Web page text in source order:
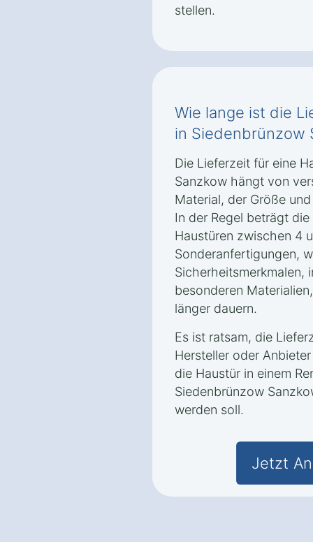
stellen.
Wie lange ist die
in Siedenbrünzow
Die Lieferzeit für eine
Sanzkow hängt von
Material, der Größe
In der Regel beträgt
Haustüren zwischen 4
Sonderanfertigungen,
Sicherheitsmerkmalen,
besonderen
länger dauern.
Es ist ratsam, die
Hersteller oder
die Haustür in einem
Siedenbrünzow
werden soll.
Jetzt